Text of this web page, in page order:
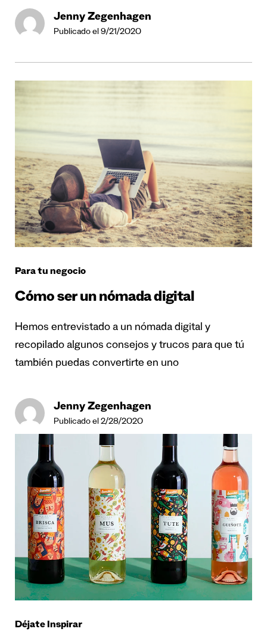
Jenny Zegenhagen
Publicado el 9/21/2020
Para tu negocio
Cómo ser un nómada digital
Hemos entrevistado a un nómada digital y
recopilado algunos consejos y trucos para que tú
también puedas convertirte en uno
Jenny Zegenhagen
Publicado el 2/28/2020
Déjate Inspirar